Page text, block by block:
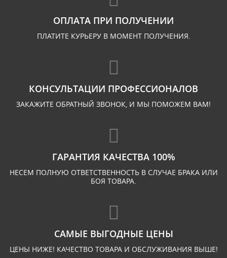
ОПЛАТА ПРИ ПОЛУЧЕНИИ
ПЛАТИТЕ КУРЬЕРУ В МОМЕНТ ПОЛУЧЕНИЯ.
КОНСУЛЬТАЦИИ ПРОФЕССИОНАЛОВ
ЗАКАЖИТЕ ОБРАТНЫЙ ЗВОНОК, И МЫ ПОМОЖЕМ ВАМ!
ГАРАНТИЯ КАЧЕСТВА 100%
НЕСЕМ ПОЛНУЮ ОТВЕТСТВЕННОСТЬ В СЛУЧАЕ БРАКА ИЛИ
БОЯ ТОВАРА.
САМЫЕ ВЫГОДНЫЕ ЦЕНЫ
ЦЕНЫ НИЖЕ! КАЧЕСТВО ТОВАРА И ОБСЛУЖИВАНИЯ ВЫШЕ!